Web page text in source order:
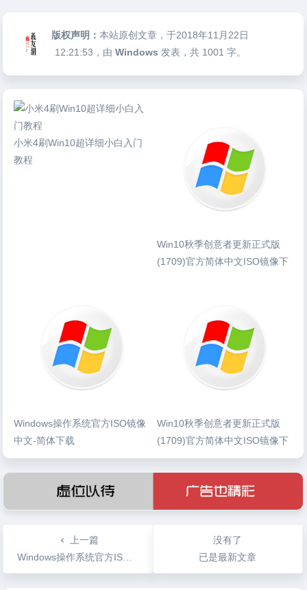
版权声明：本站原创文章，于2018年11月22日
12:21:53 ，由Windows 发表，共 1001 字。
小米4刷Win10超详细小白入门
教程
Win10秋季创意者更新正式版
(1709)官方简体中文ISO镜像下
Windows操作系统官方ISO镜像
中文-简体下载
Win10秋季创意者更新正式版
(1709)官方简体中文ISO镜像下
载
上一篇
Windows操作系统官方ISO镜像中文-简体下载
没有了
已是最新文章